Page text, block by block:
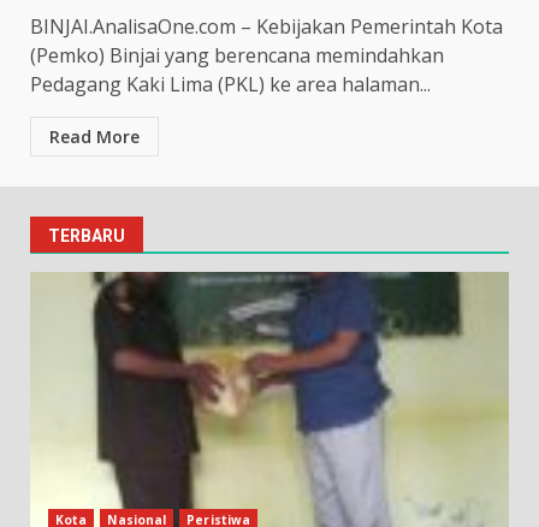
BINJAI.AnalisaOne.com – Kebijakan Pemerintah Kota
(Pemko) Binjai yang berencana memindahkan
Pedagang Kaki Lima (PKL) ke area halaman...
Read More
TERBARU
Kota Nasional Peristiwa